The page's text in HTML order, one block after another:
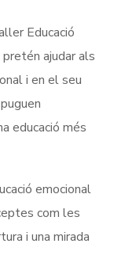
Educació
ajudar als
i en el seu
educació més
emocional
com les
i una mirada